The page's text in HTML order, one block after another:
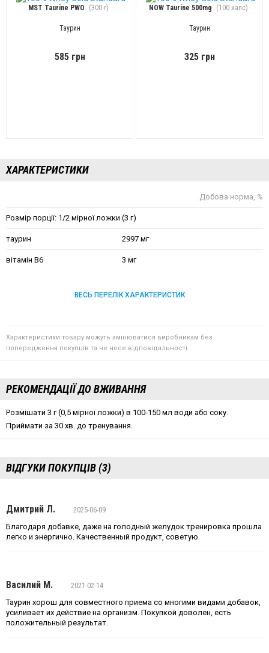
MST Taurine PWO (300 г)
Таурин
585 грн
NOW Taurine 500mg (100 капс)
Таурин
325 грн
ХАРАКТЕРИСТИКИ
Добова норма, %
Розмір порції: 1/2 мірної ложки (3 г)
таурин 2997 мг
вітамін В6 3 мг
ВЕСЬ ПЕРЕЛІК ХАРАКТЕРИСТИК
Характеристики товару можуть змінюватися виробникам без
попередження покупців та не несе відповідальності
РЕКОМЕНДАЦІЇ ДО ВЖИВАННЯ
Розмішати 3 г (0,5 мірної ложки) в 100-150 мл води або соку.
Приймати за 30 хв. до тренування.
ВІДГУКИ ПОКУПЦІВ (3)
Дмитрий Л.
2025-06-09
Благодаря добавке, даже на голодный желудок тренировка прошла
легко и энергично. Качественный продукт, советую.
Василий М.
2021-02-14
Таурин хорош для совместного приема со многими видами добавок,
усиливает их действие на организм. Покупкой доволен, есть
положительный результат.